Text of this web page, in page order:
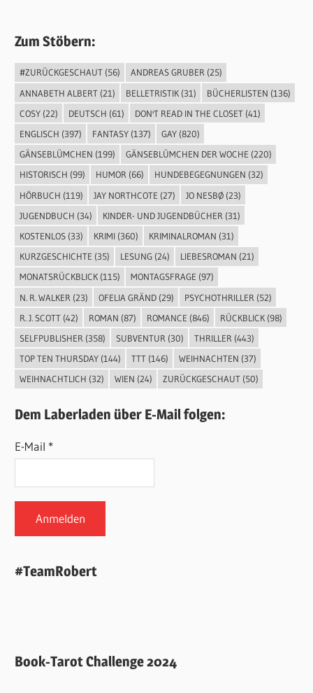
Zum Stöbern:
#ZURÜCKGESCHAUT(56) ANDREAS GRUBER(25)
ANNABETH ALBERT(21) BELLETRISTIK(31) BÜCHERLISTEN (136)
COSY(22) DEUTSCH (61) DON'T READ IN THE CLOSET(41)
ENGLISCH (397) FANTASY(137) GAY(820)
GÄNSEBLÜMCHEN (199) GÄNSEBLÜMCHEN DER WOCHE (220)
HISTORISCH (99) HUMOR(66) HUNDEBEGEGNUNGEN (32)
HÖRBUCH (119) JAY NORTHCOTE (27) JO NESBØ(23)
JUGENDBUCH (34) KINDER- UND JUGENDBÜCHER (31)
KOSTENLOS(33) KRIMI(360) KRIMINALROMAN (31)
KURZGESCHICHTE (35) LESUNG(24) LIEBESROMAN (21)
MONATSRÜCKBLICK(115) MONTAGSFRAGE (97)
N. R. WALKER (23) OFELIA GRÄND(29) PSYCHOTHRILLER (52)
R. J. SCOTT(42) ROMAN (87) ROMANCE (846) RÜCKBLICK(98)
SELFPUBLISHER (358) SUBVENTUR (30) THRILLER (443)
TOP TEN THURSDAY(144) TTT(146) WEIHNACHTEN (37)
WEIHNACHTLICH (32) WIEN (24) ZURÜCKGESCHAUT(50)
Dem Laberladen über E-Mail folgen:
E-Mail *
#TeamRobert
Book-Tarot Challenge 2024